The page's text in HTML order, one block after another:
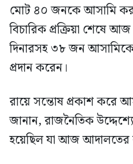
মোট ৪০ জনকে আসামি করা
বিচারিক প্রক্রিয়া শেষে
দিনারসহ ৩৮ জন
প্রদান করেন।
রায়ে সন্তোষ প্রকাশ করে
জানান, রাজনৈতিক
হয়েছিল যা আজ আদালতের